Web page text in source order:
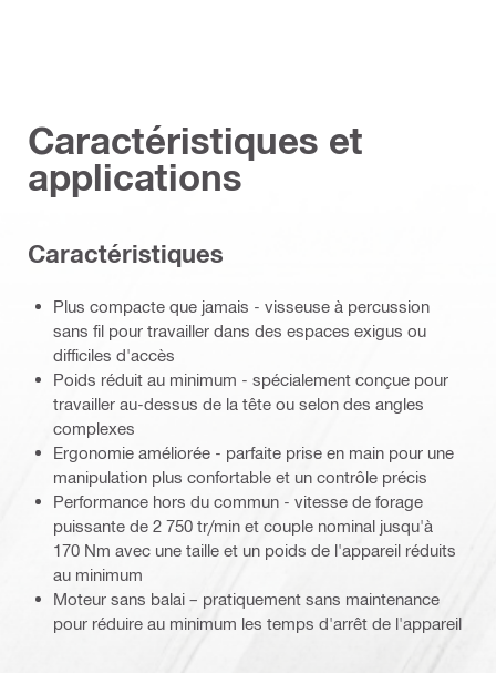
Caractéristiques et
applications
Caractéristiques
Plus compacte que jamais - visseuse à percussion
sans fil pour travailler dans des espaces exigus ou
difficiles d'accès
Poids réduit au minimum - spécialement conçue pour
travailler au-dessus de la tête ou selon des angles
complexes
Ergonomie améliorée - parfaite prise en main pour une
manipulation plus confortable et un contrôle précis
Performance hors du commun - vitesse de forage
puissante de 2 750 tr/min et couple nominal jusqu'à
170 Nm avec une taille et un poids de l'appareil réduits
au minimum
Moteur sans balai – pratiquement sans maintenance
pour réduire au minimum les temps d'arrêt de l'appareil